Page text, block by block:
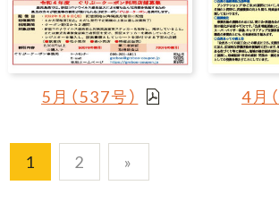
5月（537号） 4月
1 2 »